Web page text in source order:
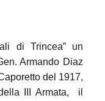
di Trincea” un
Armando Diaz
del 1917,
III Armata,
il